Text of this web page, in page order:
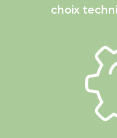
choix